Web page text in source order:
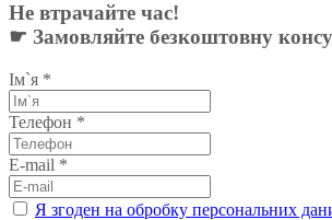
Не втрачайте час!
☛ Замовляйте безкоштовну
Ім`я *
Телефон *
E-mail *
Я згоден на обробку персональних